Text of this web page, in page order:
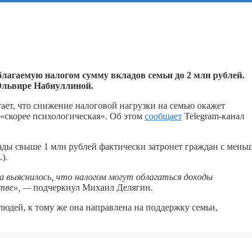
налогом сумму вкладов семьи до 2 млн рублей.
Набиуллиной.
что снижение налоговой нагрузки на семью окажет
психологическая». Об этом сообщает Telegram-канал
свыше 1 млн рублей фактически затронет граждан с
выяснилось, что налогом могут облагаться доходы
—подчеркнул Михаил Делягин.
к тому же она направлена на поддержку семьи,